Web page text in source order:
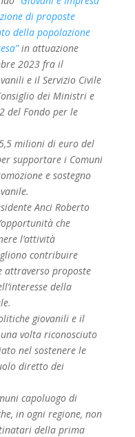
di proposte
della popolazione
in attuazione
2023 fra il
e il Servizio Civile
dei Ministri e
del Fondo per le
5,5 milioni di euro del
supportare i Comuni
e sostegno
Anci Roberto
che
l’attività
contribuire
attraverso proposte
della
giovanili e il
volta riconosciuto
nel sostenere le
diretto dei
capoluogo di
in ogni regione, non
della prima